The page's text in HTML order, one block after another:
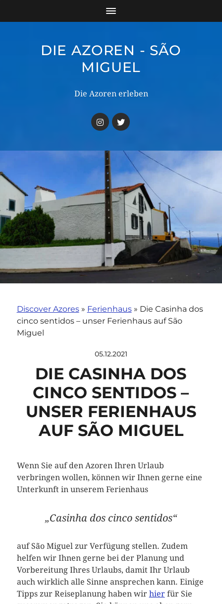
DIE AZOREN - SÃO
MIGUEL
Die Azoren erleben
Discover Azores» Ferienhaus» Die Casinha dos
cinco sentidos – unser Ferienhaus auf São
Miguel
05.12.2021
DIE CASINHA DOS
CINCO SENTIDOS –
UNSER FERIENHAUS
AUF SÃO MIGUEL
Wenn Sie auf den Azoren Ihren Urlaub
verbringen wollen, können wir Ihnen gerne eine
Unterkunft in unserem Ferienhaus
„Casinha dos cinco sentidos“
auf São Miguel zur Verfügung stellen. Zudem
helfen wir Ihnen gerne bei der Planung und
Vorbereitung Ihres Urlaubs, damit Ihr Urlaub
auch wirklich alle Sinne ansprechen kann. Einige
Tipps zur Reiseplanung haben wir hierfür Sie